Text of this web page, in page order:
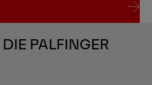
PALFINGER